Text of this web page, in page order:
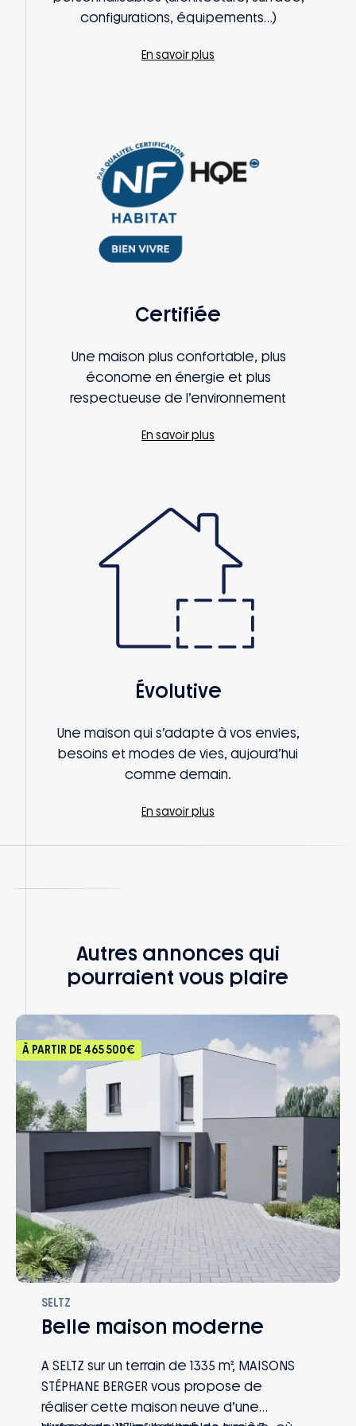
configurations, équipements…)
En savoir plus
Certifiée
Une maison plus confortable, plus
économe en énergie et plus
respectueuse de l’environnement
En savoir plus
Évolutive
Une maison qui s’adapte à vos envies,
besoins et modes de vies, aujourd’hui
comme demain.
En savoir plus
Autres annonces qui
pourraient vous plaire
À PARTIR DE 465 500€
SELTZ
Belle maison moderne
A SELTZ sur un terrain de 1335 m², MAISONS
STÉPHANE BERGER vous propose de
réaliser cette maison neuve d’une